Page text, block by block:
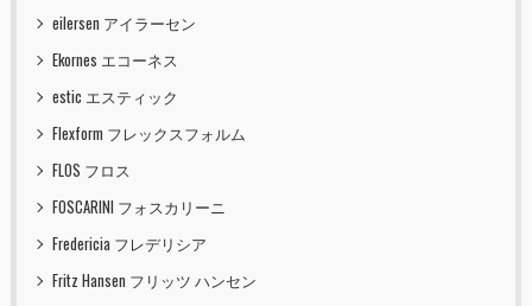
eilersen アイラーセン
Ekornes エコーネス
estic エスティック
Flexform フレックスフォルム
FLOS フロス
FOSCARINI フォスカリーニ
Fredericia フレデリシア
Fritz Hansen フリッツ ハンセン